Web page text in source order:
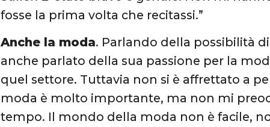
fosse la prima volta che recitassi.”
Anche la moda. Parlando della possibilità
anche parlato della sua passione per la
quel settore. Tuttavia non si è affrettato a
moda è molto importante, ma non mi
tempo. Il mondo della moda non è facile,